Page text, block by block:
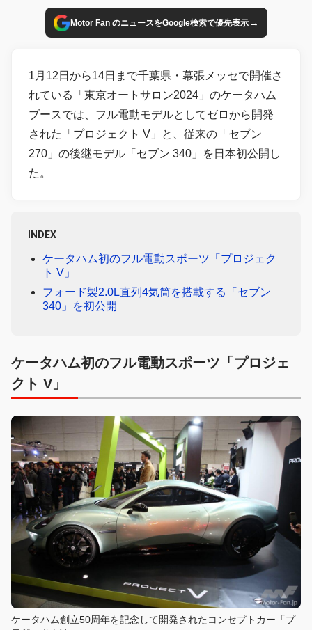
Motor Fan のニュースをGoogle検索で優先表示→
1月12日から14日まで千葉県・幕張メッセで開催さ
れている「東京オートサロン2024」のケータハム
ブースでは、フル電動モデルとしてゼロから開発
された「プロジェクト V」と、従来の「セブン
270」の後継モデル「セブン 340」を日本初公開し
た。
INDEX
ケータハム初のフル電動スポーツ「プロジェク
ト V」
フォード製2.0L直列4気筒を搭載する「セブン
340」を初公開
ケータハム初のフル電動スポーツ「プロジェ
クト V」
ケータハム創立50周年を記念して開発されたコンセプトカー「プ